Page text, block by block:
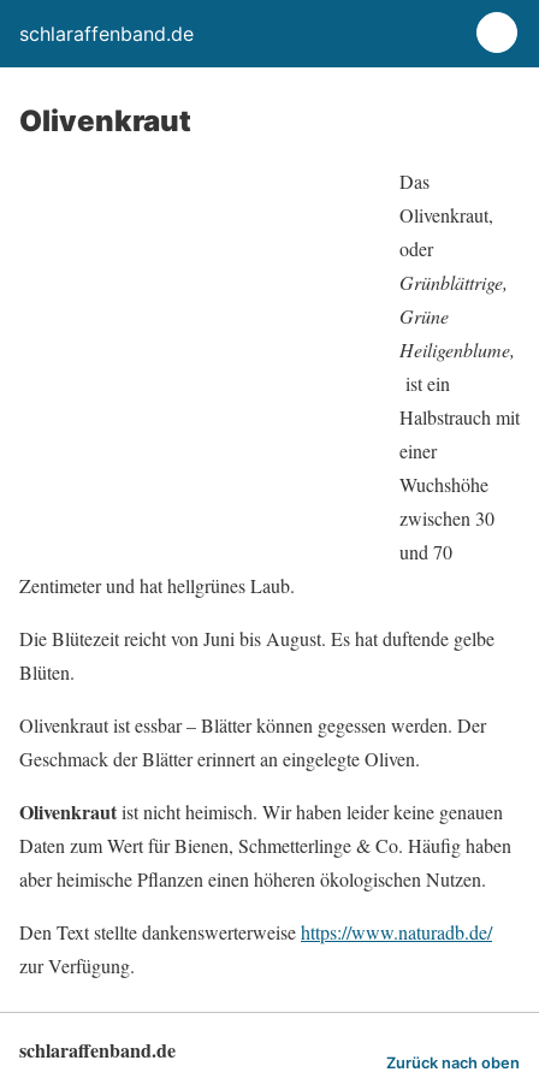
schlaraffenband.de
Olivenkraut
Das
Olivenkraut,
oder
Grünblättrige,
Grüne
Heiligenblume,
ist ein
Halbstrauch mit
einer
Wuchshöhe
zwischen 30
und 70
Zentimeter und hat hellgrünes Laub.
Die Blütezeit reicht von Juni bis August. Es hat duftende gelbe
Blüten.
Olivenkraut ist essbar – Blätter können gegessen werden. Der
Geschmack der Blätter erinnert an eingelegte Oliven.
Olivenkrautist nicht heimisch. Wir haben leider keine genauen
Daten zum Wert für Bienen, Schmetterlinge & Co. Häufig haben
aber heimische Pflanzen einen höheren ökologischen Nutzen.
Den Text stellte dankenswerterweisehttps://www.naturadb.de/
zur Verfügung.
schlaraffenband.de Zurück nach oben